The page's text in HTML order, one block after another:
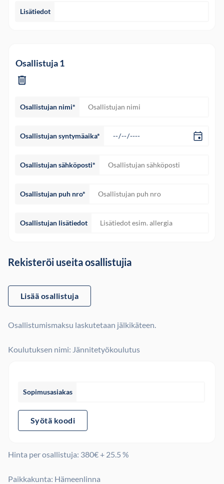
Lisätiedot
Osallistuja 1
Osallistujan nimi*
Osallistujan syntymäaika*
Osallistujan sähköposti*
Osallistujan puh nro*
Osallistujan lisätiedot
Rekisteröi useita osallistujia
Lisää osallistuja
Osallistumismaksu laskutetaan jälkikäteen.
Koulutuksen nimi: Jännitetyökoulutus
Sopimusasiakas
Syötä koodi
Hinta per osallistuja: 380€ + 25.5 %
Paikkakunta: Hämeenlinna